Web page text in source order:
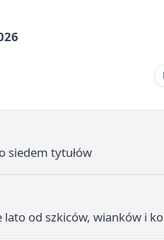
siedem tytułów
lato od szkiców, wianków i